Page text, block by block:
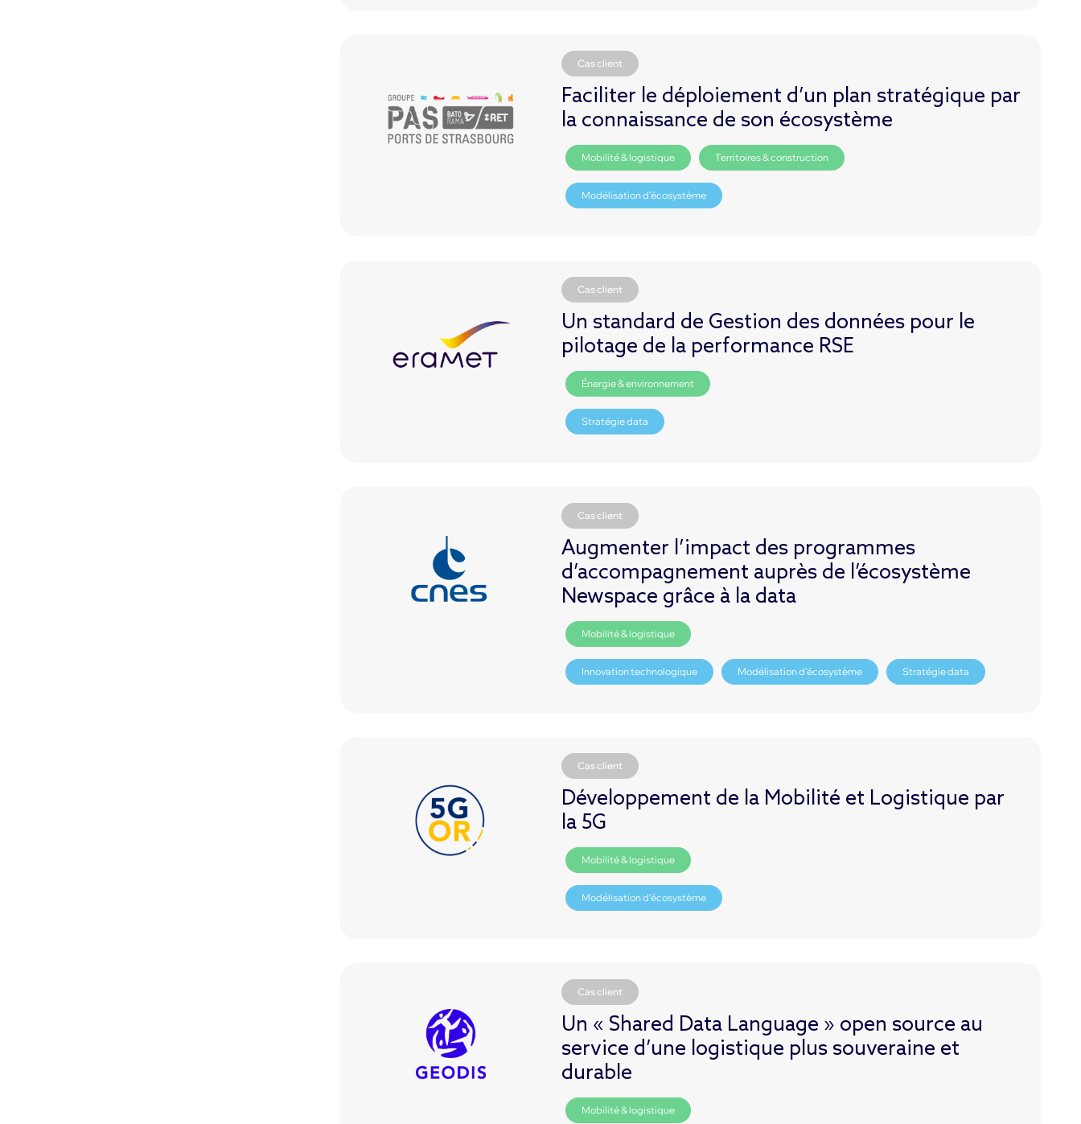
Cas client
Faciliter le déploiement d’un plan stratégique par
la connaissance de son écosystème
Mobilité & logistique Territoires & construction
Modélisation d’écosystème
Cas client
Un standard de Gestion des données pour le
pilotage de la performance RSE
Énergie & environnement
Stratégie data
Cas client
Augmenter l’impact des programmes
d’accompagnement auprès de l’écosystème
Newspace grâce à la data
Mobilité & logistique
Innovation technologique Modélisation d’écosystème Stratégie data
Cas client
Développement de la Mobilité et Logistique par
la 5G
Mobilité & logistique
Modélisation d’écosystème
Cas client
Un « Shared Data Language » open source au
service d’une logistique plus souveraine et
durable
Mobilité & logistique